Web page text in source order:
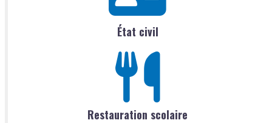
État civil
Restauration scolaire